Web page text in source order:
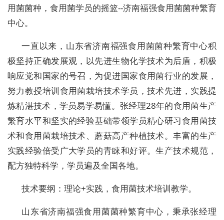
用菌菌种，食用菌学员的摇篮--济南福强食用菌菌种繁育
中心。
一直以来，山东省济南福强食用菌菌种繁育中心积
极坚持正确发展观，以先进生物化学技术为后盾，积极
响应党和国家的号召，为促进国家食用菌行业的发展，
努力教授培训食用菌栽培技术学员，技术先进，实践提
炼精湛技术，学员易学易懂。张经理28年的食用菌生产
繁育水平和坚实的经验基础带领学员精心研习食用菌技
术和食用菌栽培技术、蘑菇高产种植技术。丰富的生产
实践经验倍受广大学员的青睐和好评。生产技术规范，
配方独特科学，学员遍及全国各地。
技术要纲：理论+实践，食用菌技术培训教学。
山东省济南福强食用菌菌种繁育中心，秉承张经理